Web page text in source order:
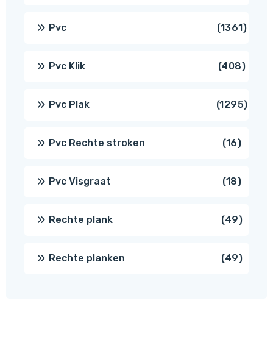
Pvc 13611361
Pvc Klik 408408
Pvc Plak 12951295
Pvc Rechte stroken 1616
Pvc Visgraat 1818
Rechte plank 4949
Rechte planken 4949